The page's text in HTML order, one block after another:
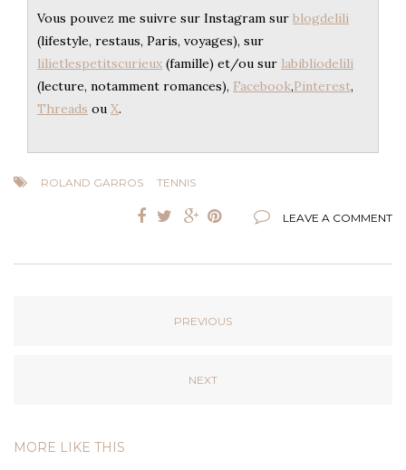
Vous pouvez me suivre sur Instagram sur blogdelili
(lifestyle, restaus, Paris, voyages), sur
lilietlespetitscurieux (famille) et/ou sur labibliodelili
(lecture, notamment romances), Facebook,Pinterest,
Threads ou X.
ROLAND GARROS TENNIS
LEAVE A COMMENT
PREVIOUS
NEXT
MORE LIKE THIS